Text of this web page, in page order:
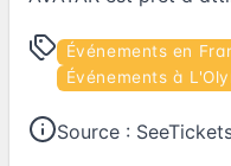
Événements en
Événements à
Source :